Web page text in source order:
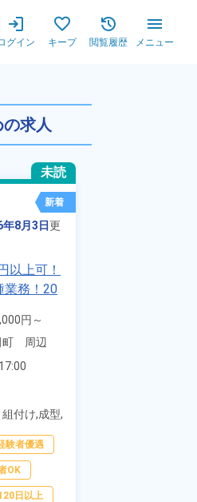
グイン キープ 閲覧履歴 メニュー
躍中！空
求人
未読
新着
年8月3日更
以上可！
業務！20
ンルー
！無料
負担！
！土日
！《福
円～
～1,900円
　周辺
付け,成型,
,部品供
搬,検査,物
験者優遇
OK
日以上